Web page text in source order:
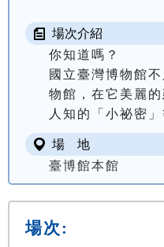
場次介紹
你知道嗎？
國立臺灣博物館
物館，在它美麗
人知的「小祕密
場 地
臺博館本館
場次: